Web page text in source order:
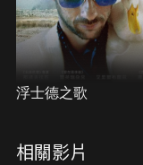
嗎？
浮士德之歌
相關影片